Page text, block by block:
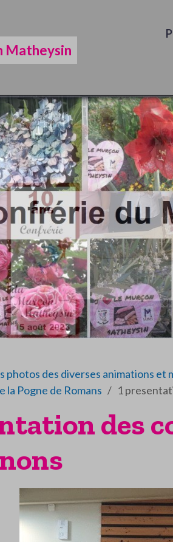
Matheysin
photos des diverses animations et
la Pogne de Romans
1
des